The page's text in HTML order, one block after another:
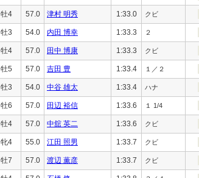
牡4 57.0 津村 明秀 1:33.0 クビ
牡3 54.0 内田 博幸 1:33.3 ２
牡4 57.0 田中 博康 1:33.3 クビ
牡5 57.0 吉田 豊 1:33.4 １／２
牡3 54.0 中谷 雄太 1:33.4 ハナ
牡6 57.0 田辺 裕信 1:33.6 １ 1/4
牡4 57.0 中舘 英二 1:33.6 クビ
牝4 55.0 江田 照男 1:33.7 クビ
牡7 57.0 渡辺 薫彦 1:33.7 クビ